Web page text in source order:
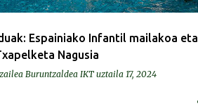
Espainiako Infantil mailakoa eta
Nagusia
Buruntzaldea IKT uztaila 17, 2024